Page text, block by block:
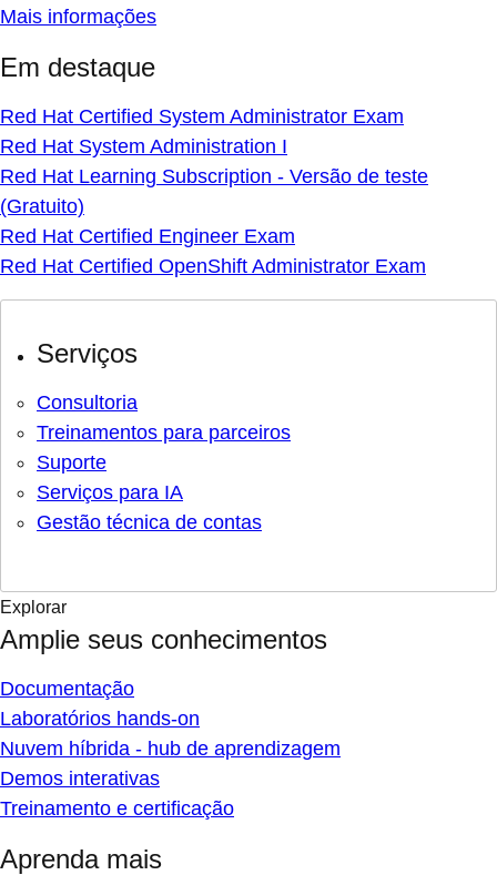
Mais informações
Em destaque
Red Hat Certified System Administrator Exam
Red Hat System Administration I
Red Hat Learning Subscription - Versão de teste
(Gratuito)
Red Hat Certified Engineer Exam
Red Hat Certified OpenShift Administrator Exam
Serviços
Consultoria
Treinamentos para parceiros
Suporte
Serviços para IA
Gestão técnica de contas
Explorar
Amplie seus conhecimentos
Documentação
Laboratórios hands-on
Nuvem híbrida - hub de aprendizagem
Demos interativas
Treinamento e certificação
Aprenda mais